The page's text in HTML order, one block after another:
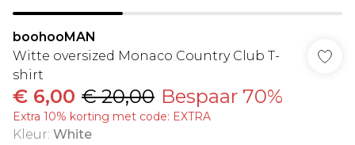
boohooMAN
Witte oversized Monaco Country Club T-
shirt
€ 6,00 € 20,00 Bespaar 70%
Extra 10% korting met code: EXTRA
Kleur: White